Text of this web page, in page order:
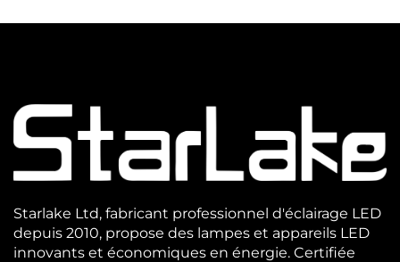
Starlake Ltd, fabricant professionnel d'éclairage LED
depuis 2010, propose des lampes et appareils LED
innovants et économiques en énergie. Certifiée